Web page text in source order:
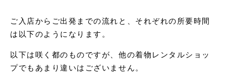
ご入店からご出発までの流れと、それぞれの所要時間
は以下のようになります。
以下は咲く都のものですが、他の着物レンタルショッ
プでもあまり違いはございません。